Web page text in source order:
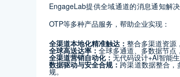
EngageLab提供全域通道的消息通知解
OTP等多种产品服务，帮助企业实现：
全渠道本地化精准触达： 整合多渠道资源
全球高送达率：全球多通道、多数据节点
全渠道营销自动化： 无代码设计+AI智能
数据驱动与安全合规：跨渠道数据整合，
规。